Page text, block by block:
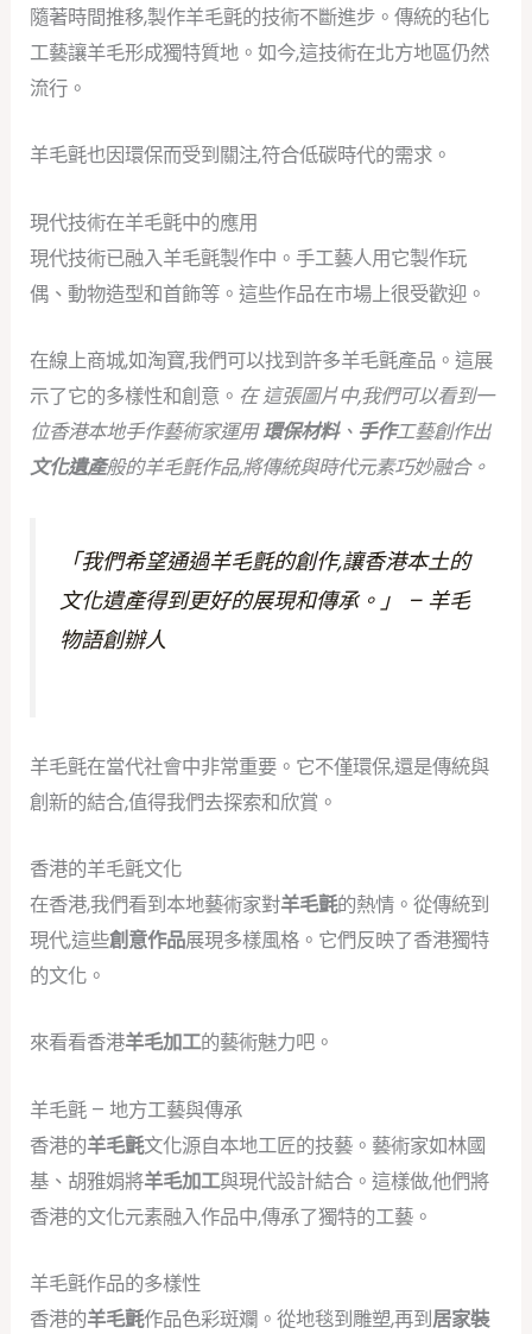
隨著時間推移,製作羊毛氈的技術不斷進步。傳統的毡化
工藝讓羊毛形成獨特質地。如今,這技術在北方地區仍然
流行。
羊毛氈也因環保而受到關注,符合低碳時代的需求。
現代技術在羊毛氈中的應用
現代技術已融入羊毛氈製作中。手工藝人用它製作玩
偶、動物造型和首飾等。這些作品在市場上很受歡迎。
在線上商城,如淘寶,我們可以找到許多羊毛氈產品。這展
示了它的多樣性和創意。 在 這張圖片中,我們可以看到一
位香港本地手作藝術家運用環保材料、 手作工藝創作出
文化遺產般的羊毛氈作品,將傳統與時代元素巧妙融合。
「我們希望通過羊毛氈的創作,讓香港本土的
文化遺產得到更好的展現和傳承。」 – 羊毛
物語創辦人
羊毛氈在當代社會中非常重要。它不僅環保,還是傳統與
創新的結合,值得我們去探索和欣賞。
香港的羊毛氈文化
在香港,我們看到本地藝術家對羊毛氈的熱情。從傳統到
現代,這些創意作品展現多樣風格。它們反映了香港獨特
的文化。
來看看香港羊毛加工的藝術魅力吧。
羊毛氈 – 地方工藝與傳承
香港的羊毛氈文化源自本地工匠的技藝。藝術家如林國
基、胡雅娟將羊毛加工與現代設計結合。這樣做,他們將
香港的文化元素融入作品中,傳承了獨特的工藝。
羊毛氈作品的多樣性
香港的羊毛氈作品色彩斑斕。從地毯到雕塑,再到居家裝